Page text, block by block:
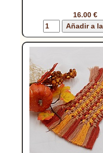
16.00 €